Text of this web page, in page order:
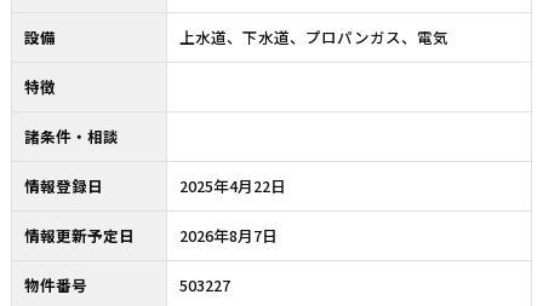
設備 上水道、下水道、プロパンガス、電気
特徴
諸条件・相談
情報登録日 2025年4月22日
情報更新予定日 2026年8月7日
物件番号 503227